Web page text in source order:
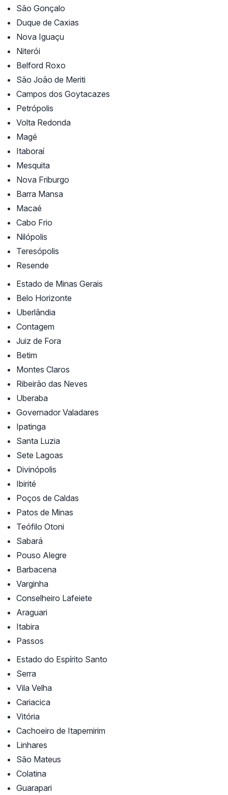
São Gonçalo
Duque de Caxias
Nova Iguaçu
Niterói
Belford Roxo
São João de Meriti
Campos dos Goytacazes
Petrópolis
Volta Redonda
Magé
Itaboraí
Mesquita
Nova Friburgo
Barra Mansa
Macaé
Cabo Frio
Nilópolis
Teresópolis
Resende
Estado de Minas Gerais
Belo Horizonte
Uberlândia
Contagem
Juiz de Fora
Betim
Montes Claros
Ribeirão das Neves
Uberaba
Governador Valadares
Ipatinga
Santa Luzia
Sete Lagoas
Divinópolis
Ibirité
Poços de Caldas
Patos de Minas
Teófilo Otoni
Sabará
Pouso Alegre
Barbacena
Varginha
Conselheiro Lafeiete
Araguari
Itabira
Passos
Estado do Espírito Santo
Serra
Vila Velha
Cariacica
Vitória
Cachoeiro de Itapemirim
Linhares
São Mateus
Colatina
Guarapari